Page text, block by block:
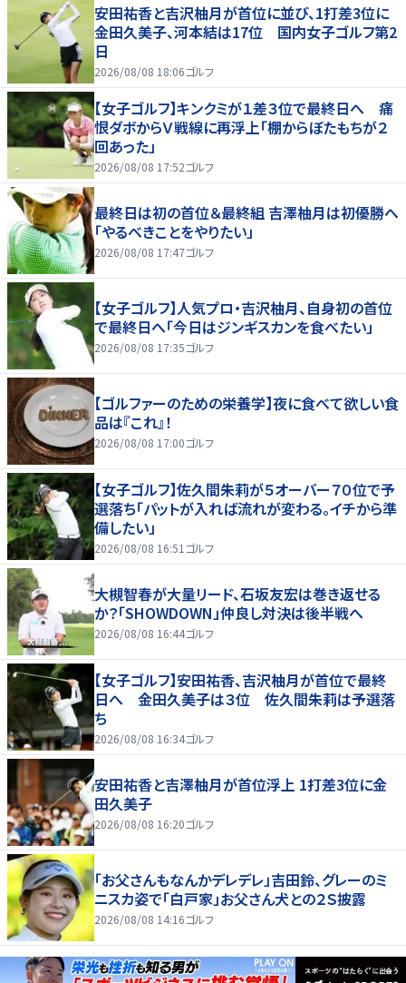
安田祐香と吉沢柚月が首位に並び、1打差3位に
金田久美子、河本結は17位 国内女子ゴルフ第2
日
2026/08/08 18:06ゴルフ
【女子ゴルフ】キンクミが１差３位で最終日へ 痛
恨ダボからＶ戦線に再浮上「棚からぼたもちが２
回あった」
2026/08/08 17:52ゴルフ
最終日は初の首位＆最終組 吉澤柚月は初優勝へ
「やるべきことをやりたい」
2026/08/08 17:47ゴルフ
【女子ゴルフ】人気プロ・吉沢柚月、自身初の首位
で最終日へ「今日はジンギスカンを食べたい」
2026/08/08 17:35ゴルフ
【ゴルファーのための栄養学】夜に食べて欲しい食
品は『これ』！
2026/08/08 17:00ゴルフ
【女子ゴルフ】佐久間朱莉が５オーバー７０位で予
選落ち「パットが入れば流れが変わる。イチから準
備したい」
2026/08/08 16:51 ゴルフ
大槻智春が大量リード、石坂友宏は巻き返せる
か？「SHOWDOWN」仲良し対決は後半戦へ
2026/08/08 16:44ゴルフ
【女子ゴルフ】安田祐香、吉沢柚月が首位で最終
日へ 金田久美子は３位 佐久間朱莉は予選落
ち
2026/08/08 16:34ゴルフ
安田祐香と吉澤柚月が首位浮上 1打差3位に金
田久美子
2026/08/08 16:20ゴルフ
「お父さんもなんかデレデレ」吉田鈴、グレーのミ
ニスカ姿で「白戸家」お父さん犬との２Ｓ披露
2026/08/08 14:16ゴルフ